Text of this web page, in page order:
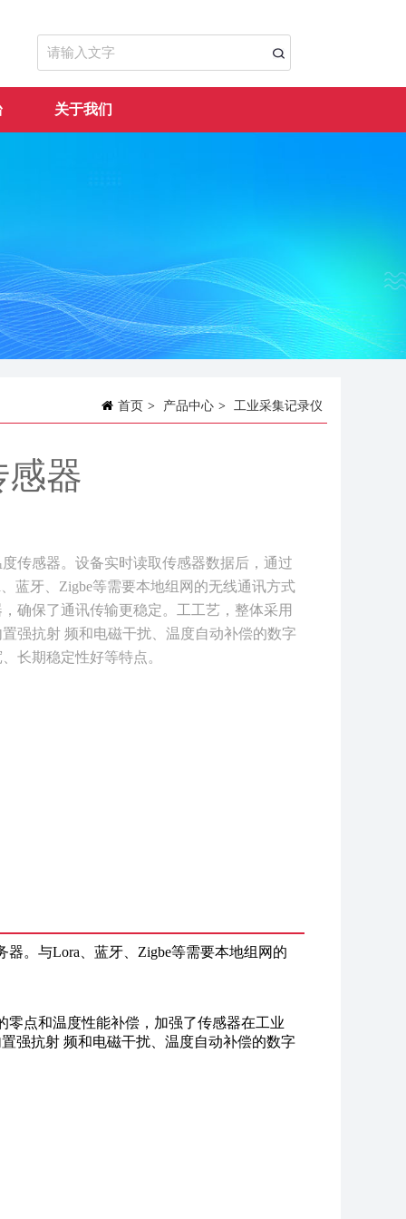
关于我们
首页 > 产品中心 > 工业采集记录仪
器
传感器。设备实时读取传感器数据后，通过
蓝牙、Zigbe等需要本地组网的无线通讯方式
确保了通讯传输更稳定。工工艺，整体采用
强抗射 频和电磁干扰、温度自动补偿的数字
长期稳定性好等特点。
。与Lora、蓝牙、Zigbe等需要本地组网的
点和温度性能补偿，加强了传感器在工业
强抗射 频和电磁干扰、温度自动补偿的数字